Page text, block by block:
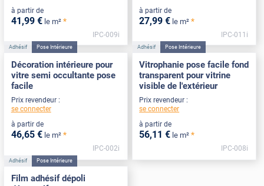
à partir de
41 ,99 € le m² *
IPC-009i
à partir de
27,99 € le m² *
IPC-011i
Adhésif Pose Intérieure
Décoration intérieure pour
vitre semi occultante pose
facile
Prix revendeur :
se connecter
à partir de
46,65 € le m² *
IPC-002i
Adhésif Pose Intérieure
Vitrophanie pose facile fond
transparent pour vitrine
visible de l'extérieur
Prix revendeur :
se connecter
à partir de
56,11 € le m² *
IPC-008i
Adhésif Pose Intérieure
Film adhésif dépoli